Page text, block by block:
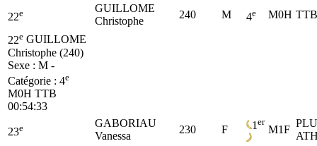
22e
GUILLOME
Christophe
240 M 4e M0H TTB
22e GUILLOME
Christophe (240)
Sexe : M -
Catégorie : 4e
M0H TTB
00:54:33
23e
GABORIAU
Vanessa
230 F 1 er
M1F